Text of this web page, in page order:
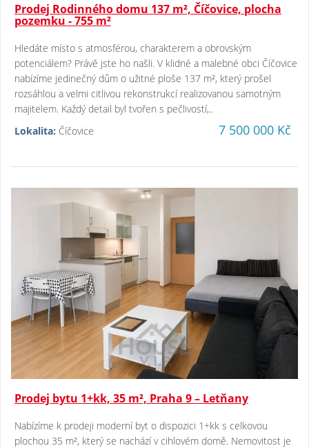
Prodej Rodinného domu 137 m², Číčovice, plocha
pozemku - 755 m²
Hledáte místo s atmosférou, charakterem a obrovským
potenciálem? Právě jste ho našli. V klidné a malebné obci Číčovice
nabízíme jedinečný dům o užitné ploše 137 m², který prošel
rozsáhlou a velmi citlivou rekonstrukcí realizovanou samotným
majitelem. Každý detail byl tvořen s pečlivostí,..
Lokalita: Číčovice 7 500 000 Kč
Prodej bytu 1+kk, 35 m², Praha 9 – Letňany
Nabízíme k prodeji moderní byt o dispozici 1+kk s celkovou
plochou 35 m², který se nachází v cihlovém domě. Nemovitost je